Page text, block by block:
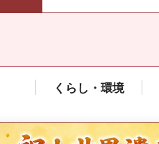
くらし・環境